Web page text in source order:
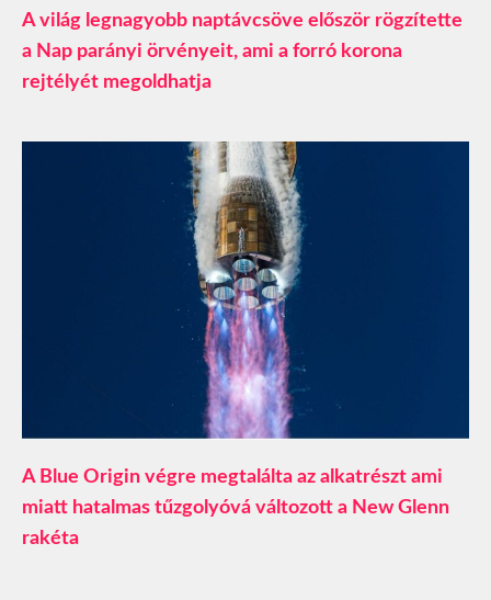
A világ legnagyobb naptávcsöve először rögzítette
a Nap parányi örvényeit, ami a forró korona
rejtélyét megoldhatja
A Blue Origin végre megtalálta az alkatrészt ami
miatt hatalmas tűzgolyóvá változott a New Glenn
rakéta